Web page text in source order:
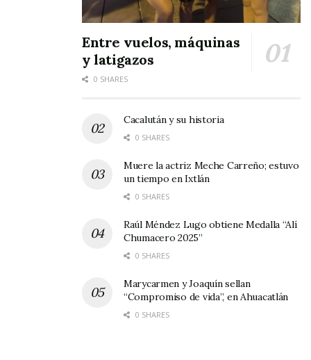
Entre vuelos, máquinas
y latigazos
0 SHARES
Cacalután y su historia
0 SHARES
Muere la actriz Meche Carreño; estuvo
un tiempo en Ixtlán
0 SHARES
Raúl Méndez Lugo obtiene Medalla “Alí
Chumacero 2025”
0 SHARES
Marycarmen y Joaquín sellan
“Compromiso de vida”, en Ahuacatlán
0 SHARES